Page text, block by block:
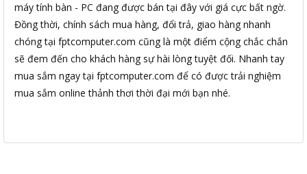
máy tính bàn - PC đang được bán tại đây với giá cực bất ngờ.
Đồng thời, chính sách mua hàng, đổi trả, giao hàng nhanh
chóng tại fptcomputer.com cũng là một điểm cộng chắc chắn
sẽ đem đến cho khách hàng sự hài lòng tuyệt đối. Nhanh tay
mua sắm ngay tại fptcomputer.com để có được trải nghiệm
mua sắm online thảnh thơi thời đại mới bạn nhé.